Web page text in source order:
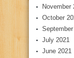
November
October
July 2021
June 2021